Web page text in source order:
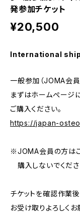
発参加チケット
¥20,500
International
一般参加（JOMA会員
まずはホームぺージ
ご購入ください。
https://japan-
※JOMA会員の方は
購入しないでくださ
チケットを確認作業
お受け取りよろしくお